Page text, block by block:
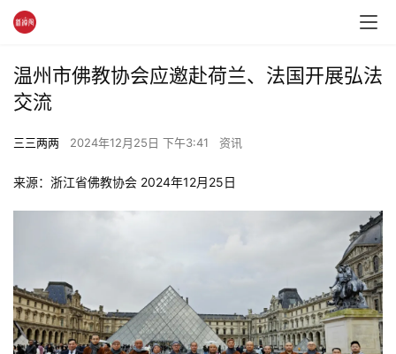
温州市佛教协会应邀赴荷兰、法国开展弘法
交流
三三两两 2024年12月25日 下午3:41 资讯
来源：浙江省佛教协会 2024年12月25日